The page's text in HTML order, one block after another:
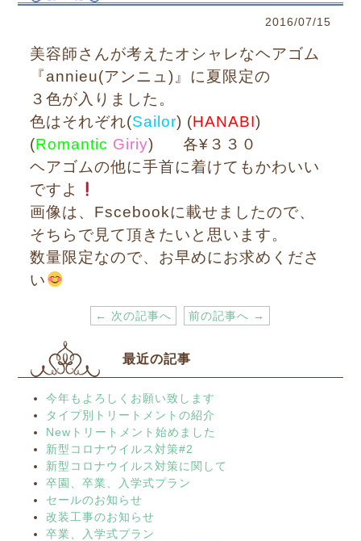
2016/07/15
美容師さんが考えたオシャレなヘアゴム
『annieu(アンニュ)』に夏限定の
３色が入りました。
色はそれぞれ(Sailor) (HANABI)
(Romantic Giriy)
各¥３３０
ヘアゴムの他に手首に着けてもかわいい
ですよ
画像は、Fscebookに載せましたので、
そちらで見て頂きたいと思います。
数量限定なので、お早めにお求めくださ
い
← 次の記事へ 前の記事へ →
最近の記事
今年もよろしくお願い致します
タイプ別トリートメントの紹介
Newトリートメント始めました
新型コロナウイルス対策#2
新型コロナウイルス対策に関して
卒園、卒業、入学式プラン
セールのお知らせ
改装工事のお知らせ
卒業、入学式プラン